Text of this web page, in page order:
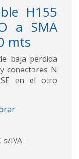
H155
a SMA
mts
baja perdida
conectores N
en el otro
s/IVA